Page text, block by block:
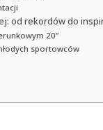
od rekordów do
20”
sportowców